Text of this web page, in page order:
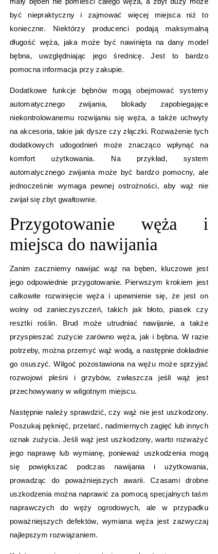
być niepraktyczny i zajmować więcej miejsca niż to
konieczne. Niektórzy producenci podają maksymalną
długość węża, jaka może być nawinięta na dany model
bębna, uwzględniając jego średnicę. Jest to bardzo
pomocna informacja przy zakupie.
Dodatkowe funkcje bębnów mogą obejmować systemy
automatycznego zwijania, blokady zapobiegające
niekontrolowanemu rozwijaniu się węża, a także uchwyty
na akcesoria, takie jak dysze czy złączki. Rozważenie tych
dodatkowych udogodnień może znacząco wpłynąć na
komfort użytkowania. Na przykład, system
automatycznego zwijania może być bardzo pomocny, ale
jednocześnie wymaga pewnej ostrożności, aby wąż nie
zwijał się zbyt gwałtownie.
Przygotowanie węża i
miejsca do nawijania
Zanim zaczniemy nawijać wąż na bęben, kluczowe jest
jego odpowiednie przygotowanie. Pierwszym krokiem jest
całkowite rozwinięcie węża i upewnienie się, że jest on
wolny od zanieczyszczeń, takich jak błoto, piasek czy
resztki roślin. Brud może utrudniać nawijanie, a także
przyspieszać zużycie zarówno węża, jak i bębna. W razie
potrzeby, można przemyć wąż wodą, a następnie dokładnie
go osuszyć. Wilgoć pozostawiona na wężu może sprzyjać
rozwojowi pleśni i grzybów, zwłaszcza jeśli wąż jest
przechowywany w wilgotnym miejscu.
Następnie należy sprawdzić, czy wąż nie jest uszkodzony.
Poszukaj pęknięć, przetarć, nadmiernych zagięć lub innych
oznak zużycia. Jeśli wąż jest uszkodzony, warto rozważyć
jego naprawę lub wymianę, ponieważ uszkodzenia mogą
się powiększać podczas nawijania i użytkowania,
prowadząc do poważniejszych awarii. Czasami drobne
uszkodzenia można naprawić za pomocą specjalnych taśm
naprawczych do węży ogrodowych, ale w przypadku
poważniejszych defektów, wymiana węża jest zazwyczaj
najlepszym rozwiązaniem.